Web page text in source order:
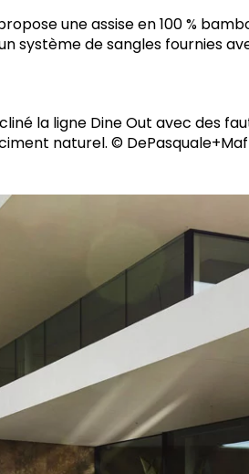
une assise en 100 %
système de sangles fournies
la ligne Dine Out avec des
naturel. ©